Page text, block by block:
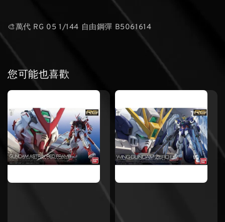
🎨萬代 RG 05 1/144 自由鋼彈 B5061614
您可能也喜歡